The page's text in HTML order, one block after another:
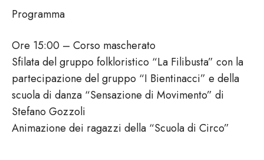
Programma
Ore 15:00 – Corso mascherato
Sfilata del gruppo folkloristico “La Filibusta” con la
partecipazione del gruppo “I Bientinacci” e della
scuola di danza “Sensazione di Movimento” di
Stefano Gozzoli
Animazione dei ragazzi della “Scuola di Circo”